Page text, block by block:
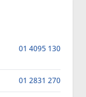
01 4095 130
01 2831 270